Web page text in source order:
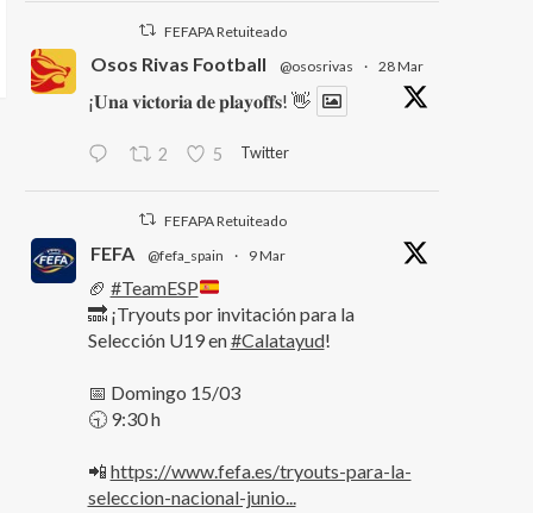
FEFAPA Retuiteado
Osos Rivas Football @ososrivas · 28 Mar
¡𝐔𝐧𝐚 𝐯𝐢𝐜𝐭𝐨𝐫𝐢𝐚 𝐝𝐞 𝐩𝐥𝐚𝐲𝐨𝐟𝐟𝐬! 👋
2 5 Twitter
FEFAPA Retuiteado
FEFA @fefa_spain · 9 Mar
🏈 #TeamESP
🔜 ¡Tryouts por invitación para la
Selección U19 en#Calatayud!
📅 Domingo 15/03
🕤 9:30 h
📲 https://www.fefa.es/tryouts-para-la-
seleccion-nacional-junio...